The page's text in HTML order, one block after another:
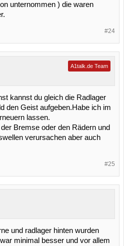
unternommen ) die waren
#24
A1talk.de Team
kannst du gleich die Radlager
den Geist aufgeben.Habe ich im
lassen.
Bremse oder den Rädern und
verursachen aber auch
#25
und radlager hinten wurden
minimal besser und vor allem